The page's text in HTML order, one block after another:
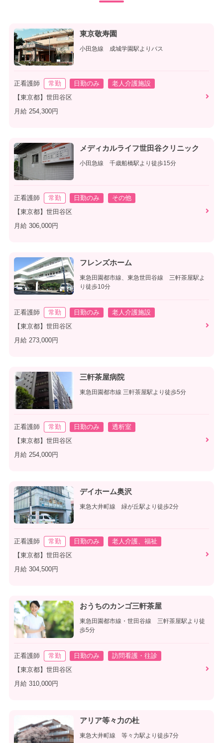
東京敬寿園
小田急線 成城学園駅よりバス
正看護師 常勤 日勤のみ
老人介護施設
【東京都】世田谷区
月給 254,300円
メディカルライフ世田谷クリニック
小田急線 千歳船橋駅より徒歩15分
正看護師 常勤 日勤のみ
その他
【東京都】世田谷区
月給 306,000円
フレンズホーム
東急田園都市線、東急世田谷線 三軒茶屋駅よ
り徒歩10分
正看護師 常勤 日勤のみ
老人介護施設
【東京都】世田谷区
月給 273,000円
三軒茶屋病院
東急田園都市線 三軒茶屋駅より徒歩5分
正看護師 常勤 日勤のみ
透析室
【東京都】世田谷区
月給 254,000円
デイホーム奥沢
東急大井町線 緑が丘駅より徒歩2分
正看護師 常勤 日勤のみ
老人介護、福祉
【東京都】世田谷区
月給 304,500円
おうちのカンゴ三軒茶屋
東急田園都市線・世田谷線 三軒茶屋駅より徒
歩5分
正看護師 常勤 日勤のみ
訪問看護・往診
【東京都】世田谷区
月給 310,000円
アリア等々力の杜
東急大井町線 等々力駅より徒歩7分